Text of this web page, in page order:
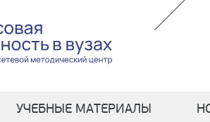
УЧЕБНЫЕ МАТЕРИАЛЫ